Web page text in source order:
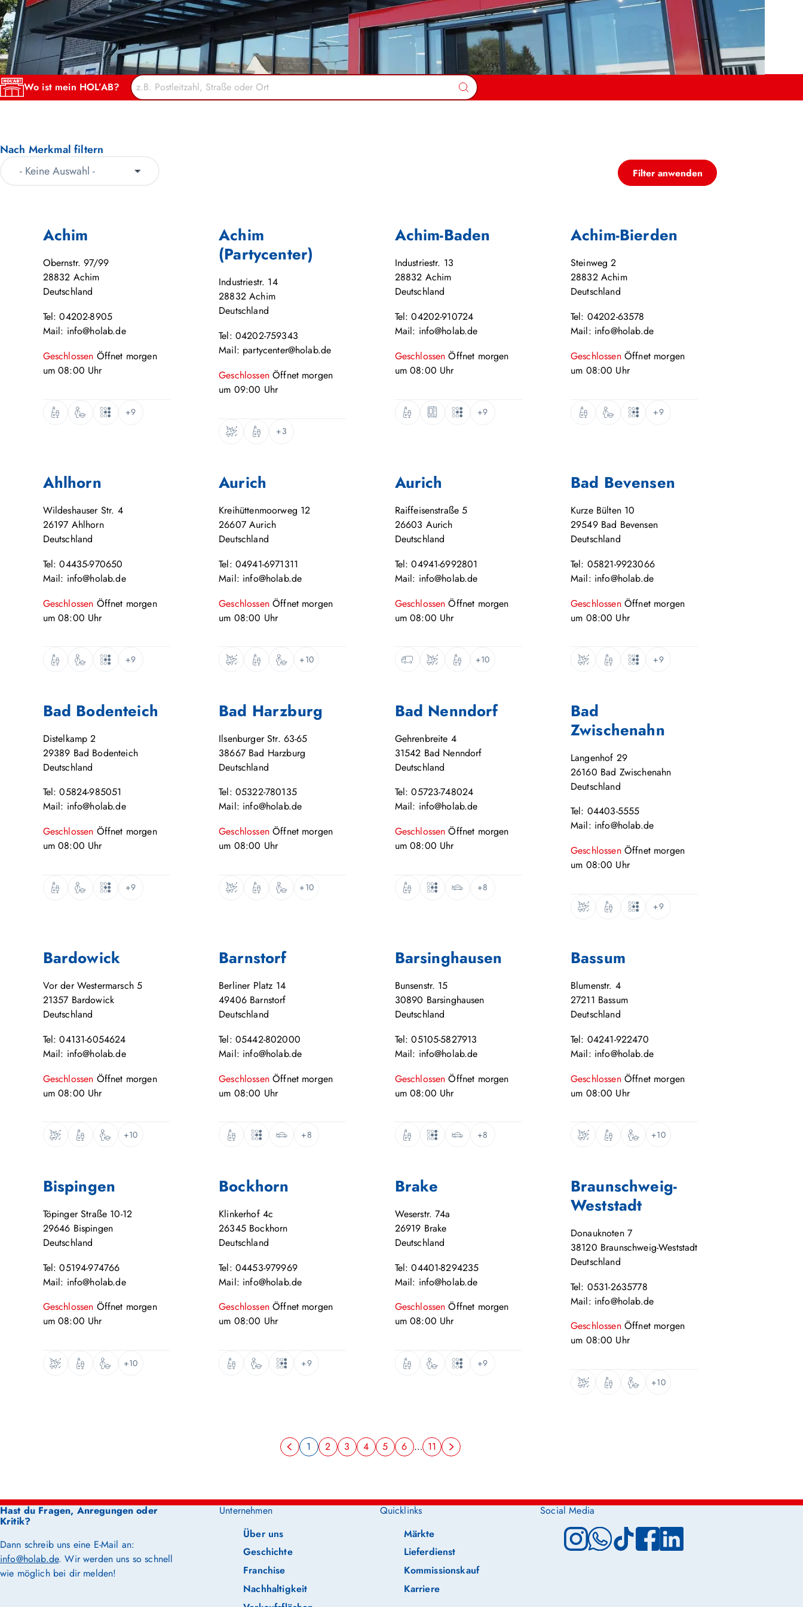
Wo ist mein HOL’AB? Suchen
Nach Merkmal filtern
Filter anwenden
Achim
Obernstr. 97/99
28832 Achim
Deutschland
Tel: 04202-8905
Mail: info@holab.de
Geschlossen Öffnet morgen
um08:00 Uhr
+9
Achim
(Partycenter)
Industriestr. 14
28832 Achim
Deutschland
Tel: 04202-759343
Mail: partycenter@holab.de
GeschlossenÖffnet morgen
um 09:00 Uhr
+3
Achim-Baden
Industriestr. 13
28832 Achim
Deutschland
Tel: 04202-910724
Mail: info@holab.de
GeschlossenÖffnet morgen
um08:00 Uhr
+9
Achim-Bierden
Steinweg 2
28832 Achim
Deutschland
Tel: 04202-63578
Mail: info@holab.de
Geschlossen Öffnet morgen
um 08:00 Uhr
+9
Ahlhorn
Wildeshauser Str. 4
26197 Ahlhorn
Deutschland
Tel: 04435-970650
Mail: info@holab.de
Geschlossen Öffnet morgen
um08:00 Uhr
+9
Aurich
Kreihüttenmoorweg 12
26607 Aurich
Deutschland
Tel: 04941-6971311
Mail: info@holab.de
GeschlossenÖffnet morgen
um 08:00 Uhr
+10
Aurich
Raiffeisenstraße 5
26603 Aurich
Deutschland
Tel: 04941-6992801
Mail: info@holab.de
GeschlossenÖffnet morgen
um08:00 Uhr
+10
Bad Bevensen
Kurze Bülten 10
29549 Bad Bevensen
Deutschland
Tel: 05821-9923066
Mail: info@holab.de
Geschlossen Öffnet morgen
um 08:00 Uhr
+9
Bad Bodenteich
Distelkamp 2
29389 Bad Bodenteich
Deutschland
Tel: 05824-985051
Mail: info@holab.de
Geschlossen Öffnet morgen
um08:00 Uhr
+9
Bad Harzburg
Ilsenburger Str. 63-65
38667 Bad Harzburg
Deutschland
Tel: 05322-780135
Mail: info@holab.de
GeschlossenÖffnet morgen
um 08:00 Uhr
+10
Bad Nenndorf
Gehrenbreite 4
31542 Bad Nenndorf
Deutschland
Tel: 05723-748024
Mail: info@holab.de
GeschlossenÖffnet morgen
um08:00 Uhr
+8
Bad
Zwischenahn
Langenhof 29
26160 Bad Zwischenahn
Deutschland
Tel: 04403-5555
Mail: info@holab.de
Geschlossen Öffnet morgen
um 08:00 Uhr
+9
Bardowick
Vor der Westermarsch 5
21357 Bardowick
Deutschland
Tel: 04131-6054624
Mail: info@holab.de
Geschlossen Öffnet morgen
um08:00 Uhr
+10
Barnstorf
Berliner Platz 14
49406 Barnstorf
Deutschland
Tel: 05442-802000
Mail: info@holab.de
GeschlossenÖffnet morgen
um 08:00 Uhr
+8
Barsinghausen
Bunsenstr. 15
30890 Barsinghausen
Deutschland
Tel: 05105-5827913
Mail: info@holab.de
GeschlossenÖffnet morgen
um08:00 Uhr
+8
Bassum
Blumenstr. 4
27211 Bassum
Deutschland
Tel: 04241-922470
Mail: info@holab.de
Geschlossen Öffnet morgen
um 08:00 Uhr
+10
Bispingen
Töpinger Straße 10-12
29646 Bispingen
Deutschland
Tel: 05194-974766
Mail: info@holab.de
Geschlossen Öffnet morgen
um08:00 Uhr
+10
Bockhorn
Klinkerhof 4c
26345 Bockhorn
Deutschland
Tel: 04453-979969
Mail: info@holab.de
GeschlossenÖffnet morgen
um 08:00 Uhr
+9
Brake
Weserstr. 74a
26919 Brake
Deutschland
Tel: 04401-8294235
Mail: info@holab.de
GeschlossenÖffnet morgen
um08:00 Uhr
+9
Braunschweig-
Weststadt
Donauknoten 7
38120 Braunschweig-Weststadt
Deutschland
Tel: 0531-2635778
Mail: info@holab.de
Geschlossen Öffnet morgen
um 08:00 Uhr
+10
1 2 3 4 5 6 … 11
Hast du Fragen, Anregungen oder
Kritik?
Dann schreib uns eine E-Mail an:
info@holab.de. Wir werden uns so schnell
wie möglich bei dir melden!
Unternehmen
Über uns
Geschichte
Franchise
Nachhaltigkeit
Quicklinks
Märkte
Lieferdienst
Kommissionskauf
Karriere
Social Media
InstagramWhatsApp
TikTokFacebook